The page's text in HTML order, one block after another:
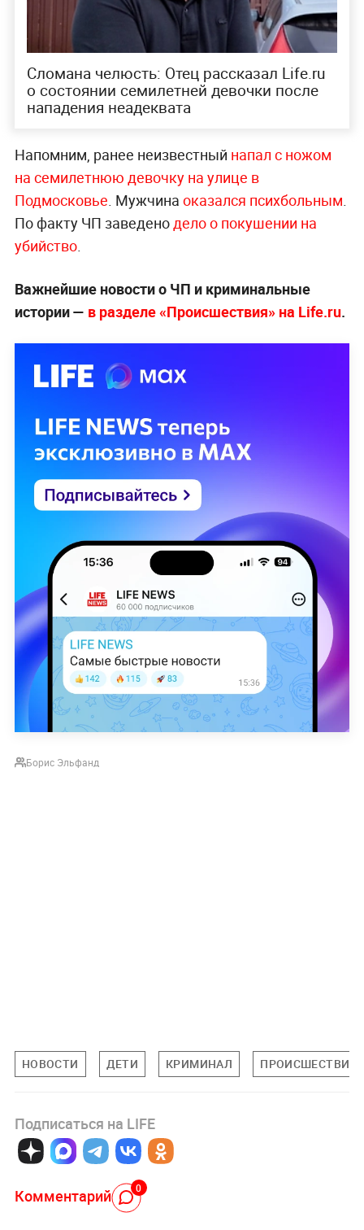
Сломана челюсть: Отец рассказал Life.ru
о состоянии семилетней девочки после
нападения неадеквата
Напомним, ранее неизвестный напал с ножом
на семилетнюю девочку на улице в
Подмосковье. Мужчина оказался психбольным.
По факту ЧП заведенодело о покушении на
убийство.
Важнейшие новости о ЧП и криминальные
истории — в разделе «Происшествия» на Life.ru.
Борис Эльфанд
НОВОСТИ ДЕТИ КРИМИНАЛ ПРОИСШЕСТВИЯ
Подписаться на LIFE
Комментарий 0